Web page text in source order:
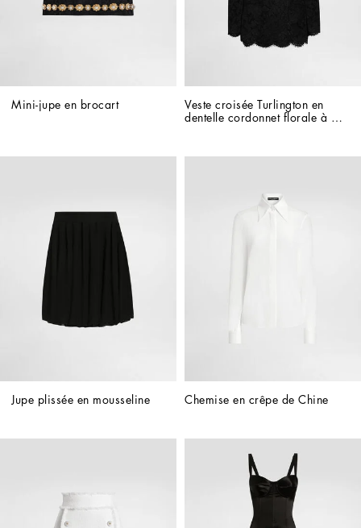
Mini-jupe en brocart
Veste croisée Turlington en
dentelle cordonnet florale à
Jupe plissée en mousseline Chemise en crêpe de Chine